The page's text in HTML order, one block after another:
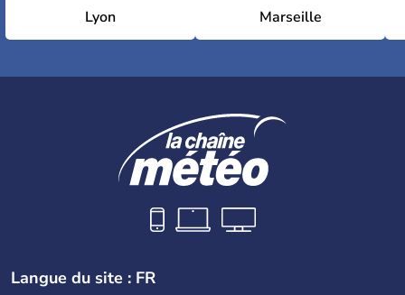
Lyon Marseille
Langue du site : FR